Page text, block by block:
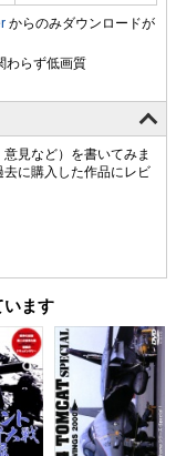
からのみダウンロードが
見など）を書いてみま
に購入した作品にレビ
います